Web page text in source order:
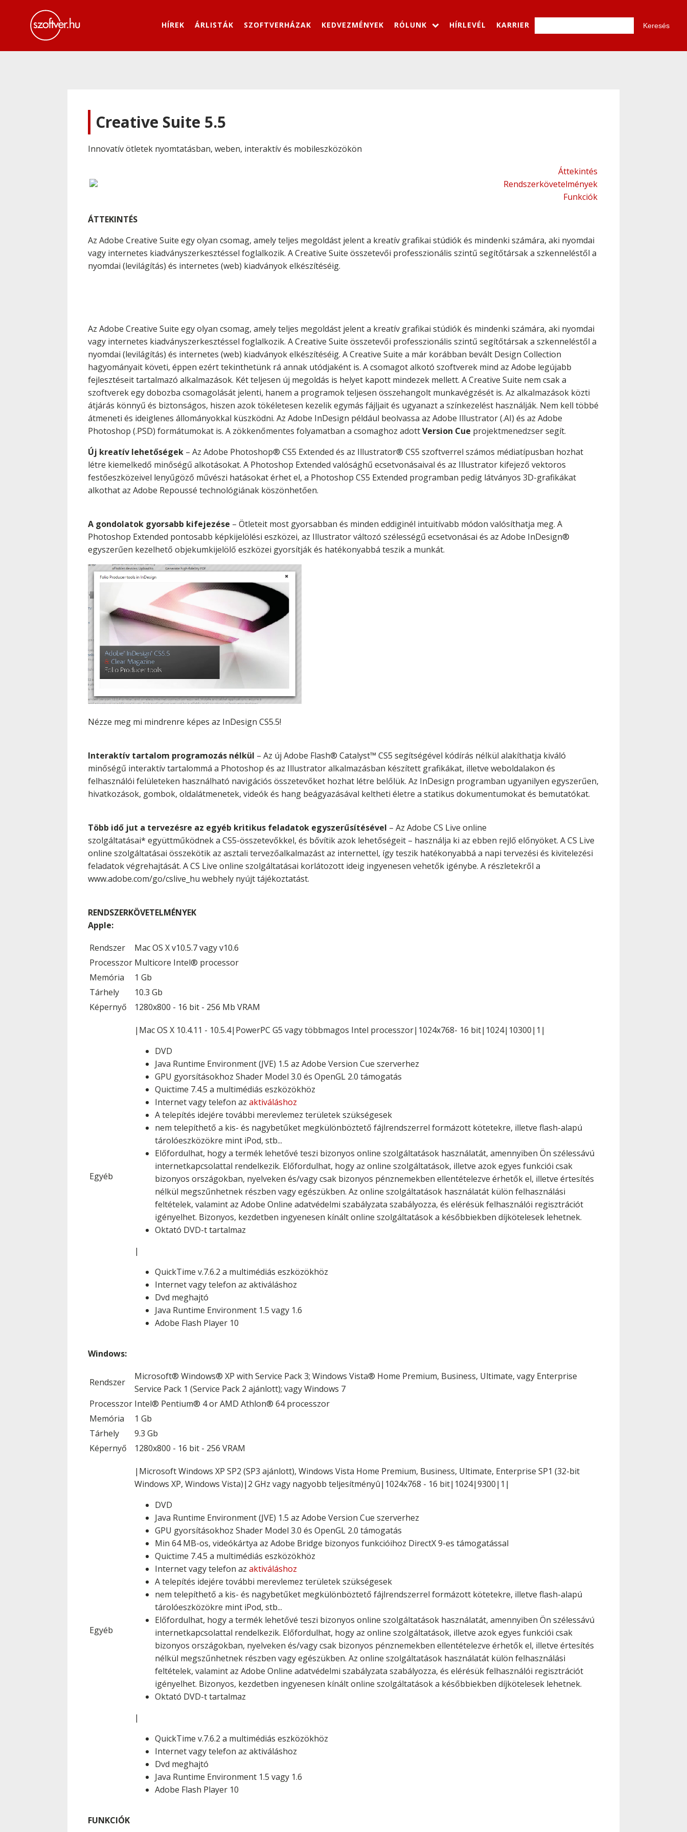
HÍREK ÁRLISTÁK SZOFTVERHÁZAK KEDVEZMÉNYEK RÓLUNK HÍRLEVÉL KARRIER
Creative Suite 5.5
Innovatív ötletek nyomtatásban, weben, interaktív és mobileszközökön
Áttekintés
Rendszerkövetelmények
Funkciók
ÁTTEKINTÉS
Az Adobe Creative Suite egy olyan csomag, amely teljes megoldást jelent a kreatív grafikai stúdiók és mindenki számára, aki nyomdai
vagy internetes kiadványszerkesztéssel foglalkozik. A Creative Suite összetevői professzionális szintű segítőtársak a szkenneléstől a
nyomdai (levilágítás) és internetes (web) kiadványok elkészítéséig.
Az Adobe Creative Suite egy olyan csomag, amely teljes megoldást jelent a kreatív grafikai stúdiók és mindenki számára, aki nyomdai
vagy internetes kiadványszerkesztéssel foglalkozik. A Creative Suite összetevői professzionális szintű segítőtársak a szkenneléstől a
nyomdai (levilágítás) és internetes (web) kiadványok elkészítéséig. A Creative Suite a már korábban bevált Design Collection
hagyományait követi, éppen ezért tekinthetünk rá annak utódjaként is. A csomagot alkotó szoftverek mind az Adobe legújabb
fejlesztéseit tartalmazó alkalmazások. Két teljesen új megoldás is helyet kapott mindezek mellett. A Creative Suite nem csak a
szoftverek egy dobozba csomagolását jelenti, hanem a programok teljesen összehangolt munkavégzését is. Az alkalmazások közti
átjárás könnyű és biztonságos, hiszen azok tökéletesen kezelik egymás fájljait és ugyanazt a színkezelést használják. Nem kell többé
átmeneti és ideiglenes állományokkal küszködni. Az Adobe InDesign például beolvassa az Adobe Illustrator (.AI) és az Adobe
Photoshop (.PSD) formátumokat is. A zökkenőmentes folyamatban a csomaghoz adottVersion Cue projektmenedzser segít.
Új kreatív lehetőségek – Az Adobe Photoshop® CS5 Extended és az Illustrator® CS5 szoftverrel számos médiatípusban hozhat
létre kiemelkedő minőségű alkotásokat. A Photoshop Extended valósághű ecsetvonásaival és az Illustrator kifejező vektoros
festőeszközeivel lenyűgöző művészi hatásokat érhet el, a Photoshop CS5 Extended programban pedig látványos 3D-grafikákat
alkothat az Adobe Repoussé technológiának köszönhetően.
A gondolatok gyorsabb kifejezése – Ötleteit most gyorsabban és minden eddiginél intuitívabb módon valósíthatja meg. A
Photoshop Extended pontosabb képkijelölési eszközei, az Illustrator változó szélességű ecsetvonásai és az Adobe InDesign®
egyszerűen kezelhető objekumkijelölő eszközei gyorsítják és hatékonyabbá teszik a munkát.
Nézze meg mi mindrenre képes az InDesign CS5.5!
Interaktív tartalom programozás nélkül – Az új Adobe Flash® Catalyst™ CS5 segítségével kódírás nélkül alakíthatja kiváló
minőségű interaktív tartalommá a Photoshop és az Illustrator alkalmazásban készített grafikákat, illetve weboldalakon és
felhasználói felületeken használható navigációs összetevőket hozhat létre belőlük. Az InDesign programban ugyanilyen egyszerűen,
hivatkozások, gombok, oldalátmenetek, videók és hang beágyazásával keltheti életre a statikus dokumentumokat és bemutatókat.
Több idő jut a tervezésre az egyéb kritikus feladatok egyszerűsítésével – Az Adobe CS Live online
szolgáltatásai* együttműködnek a CS5-összetevőkkel, és bővítik azok lehetőségeit – használja ki az ebben rejlő előnyöket. A CS Live
online szolgáltatásai összekötik az asztali tervezőalkalmazást az internettel, így teszik hatékonyabbá a napi tervezési és kivitelezési
feladatok végrehajtását. A CS Live online szolgáltatásai korlátozott ideig ingyenesen vehetők igénybe. A részletekről a
www.adobe.com/go/cslive_hu webhely nyújt tájékoztatást.
RENDSZERKÖVETELMÉNYEK
Apple:
Rendszer
Mac OS X v10.5.7 vagy v10.6
Processzor Multicore Intel® processor
Memória
1 Gb
Tárhely
10.3 Gb
Képernyő
1280x800 - 16 bit - 256 Mb VRAM
Egyéb
|Mac OS X 10.4.11 - 10.5.4|PowerPC G5 vagy többmagos Intel processzor|1024x768- 16 bit|1024|10300|1|
DVD
Java Runtime Environment (JVE) 1.5 az Adobe Version Cue szerverhez
GPU gyorsításokhoz Shader Model 3.0 és OpenGL 2.0 támogatás
Quictime 7.4.5 a multimédiás eszközökhöz
Internet vagy telefon az aktiváláshoz
A telepítés idejére további merevlemez területek szükségesek
nem telepíthető a kis- és nagybetűket megkülönböztető fájlrendszerrel formázott kötetekre, illetve flash-alapú
tárolóeszközökre mint iPod, stb...
Előfordulhat, hogy a termék lehetővé teszi bizonyos online szolgáltatások használatát, amennyiben Ön szélessávú
internetkapcsolattal rendelkezik. Előfordulhat, hogy az online szolgáltatások, illetve azok egyes funkciói csak
bizonyos országokban, nyelveken és/vagy csak bizonyos pénznemekben ellentételezve érhetők el, illetve értesítés
nélkül megszűnhetnek részben vagy egészükben. Az online szolgáltatások használatát külön felhasználási
feltételek, valamint az Adobe Online adatvédelmi szabályzata szabályozza, és elérésük felhasználói regisztrációt
igényelhet. Bizonyos, kezdetben ingyenesen kínált online szolgáltatások a későbbiekben díjkötelesek lehetnek.
Oktató DVD-t tartalmaz
|
QuickTime v.7.6.2 a multimédiás eszközökhöz
Internet vagy telefon az aktiváláshoz
Dvd meghajtó
Java Runtime Environment 1.5 vagy 1.6
Adobe Flash Player 10
Windows:
Rendszer
Microsoft® Windows® XP with Service Pack 3; Windows Vista® Home Premium, Business, Ultimate, vagy Enterprise
Service Pack 1 (Service Pack 2 ajánlott); vagy Windows 7
Processzor Intel® Pentium® 4 or AMD Athlon® 64 processzor
Memória
1 Gb
Tárhely
9.3 Gb
Képernyő
1280x800 - 16 bit - 256 VRAM
Egyéb
|Microsoft Windows XP SP2 (SP3 ajánlott), Windows Vista Home Premium, Business, Ultimate, Enterprise SP1 (32-bit
Windows XP, Windows Vista)|2 GHz vagy nagyobb teljesítményû|1024x768 - 16 bit|1024|9300|1|
DVD
Java Runtime Environment (JVE) 1.5 az Adobe Version Cue szerverhez
GPU gyorsításokhoz Shader Model 3.0 és OpenGL 2.0 támogatás
Min 64 MB-os, videókártya az Adobe Bridge bizonyos funkcióihoz DirectX 9-es támogatással
Quictime 7.4.5 a multimédiás eszközökhöz
Internet vagy telefon az aktiváláshoz
A telepítés idejére további merevlemez területek szükségesek
nem telepíthető a kis- és nagybetűket megkülönböztető fájlrendszerrel formázott kötetekre, illetve flash-alapú
tárolóeszközökre mint iPod, stb...
Előfordulhat, hogy a termék lehetővé teszi bizonyos online szolgáltatások használatát, amennyiben Ön szélessávú
internetkapcsolattal rendelkezik. Előfordulhat, hogy az online szolgáltatások, illetve azok egyes funkciói csak
bizonyos országokban, nyelveken és/vagy csak bizonyos pénznemekben ellentételezve érhetők el, illetve értesítés
nélkül megszűnhetnek részben vagy egészükben. Az online szolgáltatások használatát külön felhasználási
feltételek, valamint az Adobe Online adatvédelmi szabályzata szabályozza, és elérésük felhasználói regisztrációt
igényelhet. Bizonyos, kezdetben ingyenesen kínált online szolgáltatások a későbbiekben díjkötelesek lehetnek.
Oktató DVD-t tartalmaz
|
QuickTime v.7.6.2 a multimédiás eszközökhöz
Internet vagy telefon az aktiváláshoz
Dvd meghajtó
Java Runtime Environment 1.5 vagy 1.6
Adobe Flash Player 10
FUNKCIÓK